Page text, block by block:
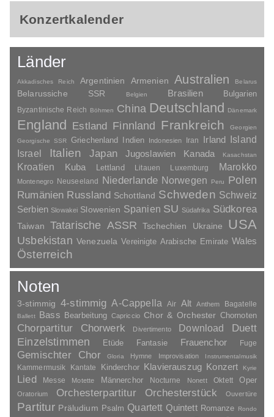
Konzertkalender
Länder
Akkadisches Reich Argentinien Armenien Australien Belarus
Belarussiche SSR Belgien Brasilien Bulgarien
Byzantinische Reich Böhmen China Deutschland Dänemark
England Estland Finnland Frankreich
Georgien
Georgische SSR
Griechenland Indien Indonesien Iran Irland
Island
Israel
Italien Japan Jugoslawien Kanada Kasachstan
Kroatien Kuba Lettland Litauen Luxemburg Marokko
Montenegro Neuseeland Niederlande Norwegen Peru
Polen
Rumänien Russland Schottland Schweden Schweiz
Serbien Slowakei Slowenien Spanien SU Südafrika Südkorea
Taiwan Tatarische ASSR Tschechien Ukraine USA
Usbekistan Venezuela Vereinigte Arabische Emirate Wales
Österreich
Noten
3-stimmig 4-stimmig A-Cappella Air Alt Anthem Bagatelle
Ballett Bass Bearbeitung Capriccio Chor & Orchester Chornoten
Chorpartitur Chorwerk Divertimento Download
Duett
Einzelstimmen
Etüde Fantasie Frauenchor Fuge
Gemischter Chor Gloria Hymne Improvisation Instrumentalmusik
Kammermusik Kantate Kinderchor Klavierauszug Konzert Kyrie
Lied Messe Motette Männerchor Nocturne Nonett Oktett Oper
Oratorium Orchesterpartitur Orchesterstück Ouvertüre
Partitur Präludium Psalm Quartett Quintett Romanze Rondo